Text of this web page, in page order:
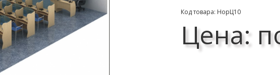
Код товара: НорЦ10
Цена: